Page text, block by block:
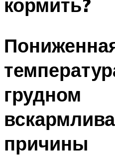
грудном
причины